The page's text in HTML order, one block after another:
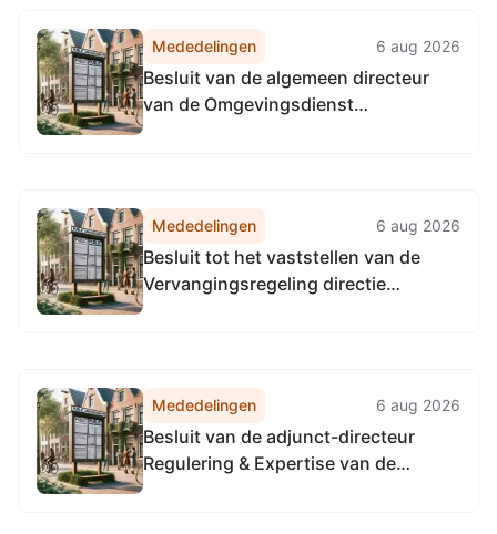
2026, tot het vaststellen van de
Vervangingsregeling directie
Accountmanagement &
Bedrijfsvoering Omgevingsdienst...
Mededelingen 6 aug 2026
Besluit van de algemeen directeur
van de Omgevingsdienst
directeur Omgevingsdienst
Noordzeekanaalgebied
Mededelingen 6 aug 2026
Besluit tot het vaststellen van de
Vervangingsregeling directie
Mededelingen 6 aug 2026
Besluit van de adjunct-directeur
Regulering & Expertise van de